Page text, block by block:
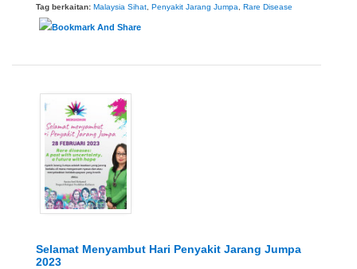
Tag berkaitan: Malaysia Sihat Penyakit Jarang Jumpa Rare Disease
Selamat Menyambut Hari Penyakit Jarang Jumpa
2023